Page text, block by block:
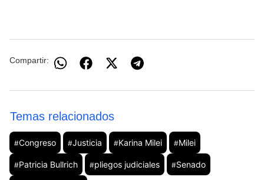
Compartir:
Temas relacionados
#Congreso #Justicia #Karina Milei #Milei
#Patricia Bullrich #pliegos judiciales #Senado